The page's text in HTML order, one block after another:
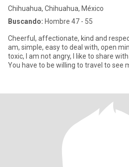
Chihuahua, Chihuahua, México
Buscando: Hombre 47 - 55
Cheerful, affectionate, kind and
am, simple, easy to deal with, open
toxic, I am not angry, I like to share
You have to be willing to travel to see